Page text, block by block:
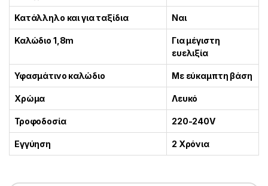
Κατάλληλο και για ταξίδια Ναι
Καλώδιο 1,8m
Για μέγιστη
ευελιξία
Υφασμάτινο καλώδιο Με εύκαμπτη βάση
Χρώμα Λευκό
Τροφοδοσία 220-240V
Εγγύηση 2 Χρόνια